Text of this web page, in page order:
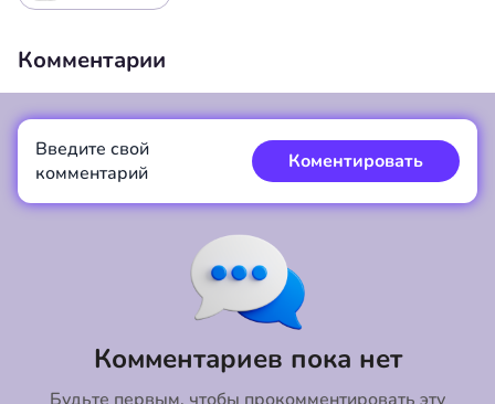
Комментарии
Комментариев пока нет
Будьте первым, чтобы прокомментировать эту
Введите свой
комментарий
Коментировать
Коментировать